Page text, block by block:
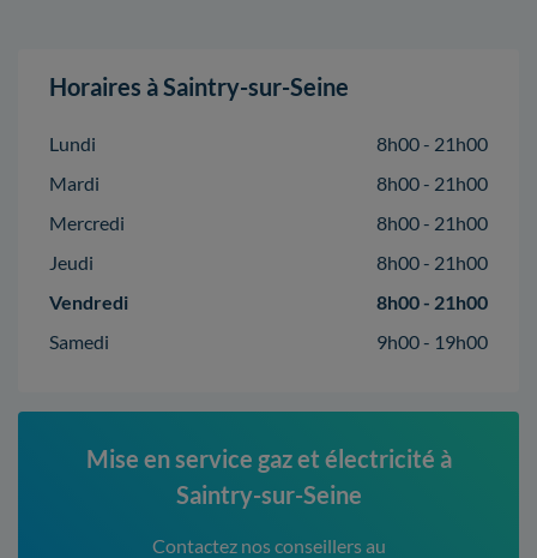
Horaires à Saintry-sur-Seine
Lundi
8h00 - 21h00
Mardi
8h00 - 21h00
Mercredi
8h00 - 21h00
Jeudi
8h00 - 21h00
Vendredi
8h00 - 21h00
Samedi
9h00 - 19h00
Mise en service gaz et électricité à
Saintry-sur-Seine
Contactez nos conseillers au